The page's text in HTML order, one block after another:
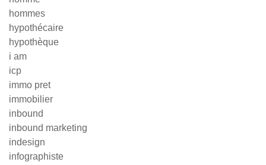
hommes
hypothécaire
hypothèque
i am
icp
immo pret
immobilier
inbound
inbound marketing
indesign
infographiste